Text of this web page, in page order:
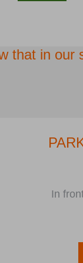
that in our
PARKING
In front of the store